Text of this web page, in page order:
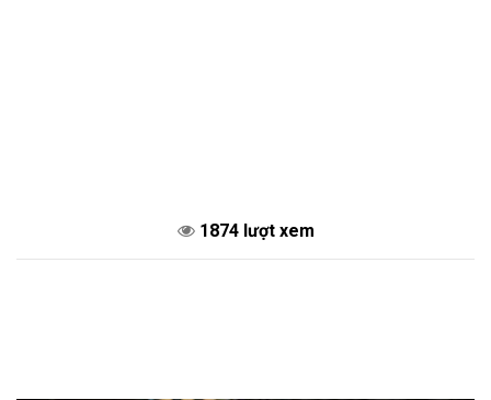
1874 lượt xem